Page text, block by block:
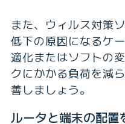
また、ウィルス対策
低下の原因になるケ
適化またはソフトの
クにかかる負荷を減
善しましょう。
ルータと端末の配置